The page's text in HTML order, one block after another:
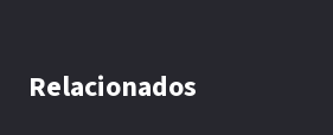
Relacionados